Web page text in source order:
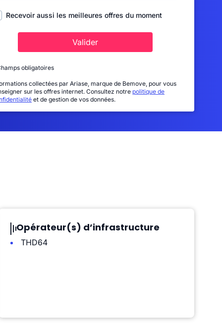
Recevoir aussi les meilleures offres du moment
Valider
obligatoires
collectées par Ariase, marque de Bemove, pour vous
sur les offres internet. Consultez notre politique de
et de gestion de vos données.
Opérateur(s) d’infrastructure
THD64